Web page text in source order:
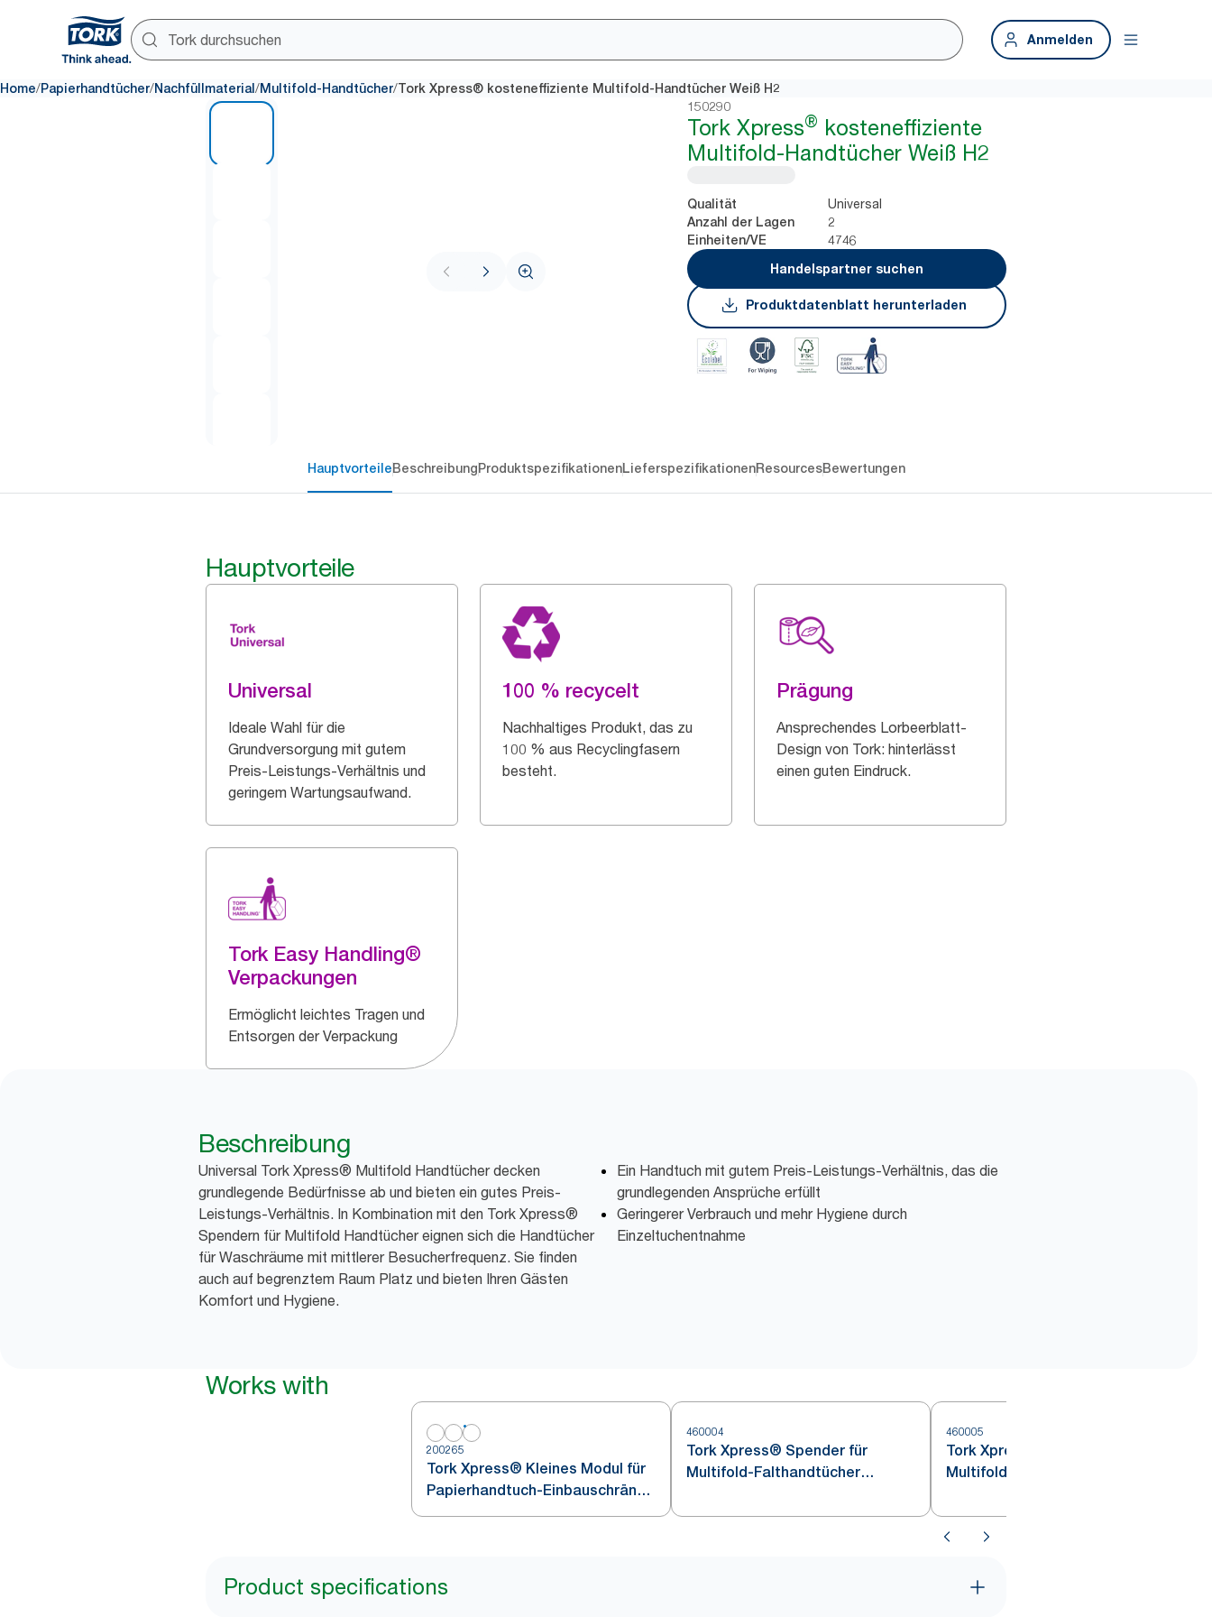
Anmelden
Home/Papierhandtücher/Nachfüllmaterial/Multifold-Handtücher/Tork Xpress® kosteneffiziente Multifold-Handtücher Weiß H2
150290
Tork Xpress® kosteneffiziente
Multifold-Handtücher Weiß H2
Qualität Universal
Anzahl der Lagen 2
Einheiten/VE
4746
Handelspartner suchen
Produktdatenblatt herunterladen
HauptvorteileBeschreibungProduktspezifikationenLieferspezifikationenResourcesBewertungen
Hauptvorteile
Universal
Ideale Wahl für die
Grundversorgung mit gutem
Preis-Leistungs-Verhältnis und
geringem Wartungsaufwand.
100 % recycelt
Nachhaltiges Produkt, das zu
100 % aus Recyclingfasern
besteht.
Prägung
Ansprechendes Lorbeerblatt-
Design von Tork: hinterlässt
einen guten Eindruck.
Tork Easy Handling®
Verpackungen
Ermöglicht leichtes Tragen und
Entsorgen der Verpackung
Beschreibung
Universal Tork Xpress® Multifold Handtücher decken
grundlegende Bedürfnisse ab und bieten ein gutes Preis-
Leistungs-Verhältnis. In Kombination mit den Tork Xpress®
Spendern für Multifold Handtücher eignen sich die Handtücher
für Waschräume mit mittlerer Besucherfrequenz. Sie finden
auch auf begrenztem Raum Platz und bieten Ihren Gästen
Komfort und Hygiene.
Ein Handtuch mit gutem Preis-Leistungs-Verhältnis, das die
grundlegenden Ansprüche erfüllt
Geringerer Verbrauch und mehr Hygiene durch
Einzeltuchentnahme
Works with
200265
Tork Xpress® Kleines Modul für
Papierhandtuch-Einbauschränke
Weiß H2
460004
Tork Xpress® Spender für
Multifold-Falthandtücher
460005
Tork Xpress® Tischspender für
Multifold-Handtücher Edelstahl
Product specifications